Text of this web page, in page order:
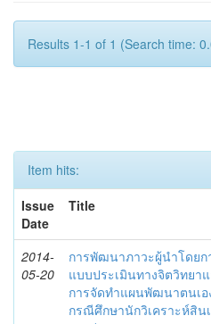
Results 1-1 of 1 (Search time:
Item hits:
Issue
Date
Title
2014-
05-20
การพัฒนาภาวะผู้นำโดยก
แบบประเมินทางจิตวิทยา
การจัดทำแผนพัฒนาตนเอ
กรณีศึกษานักวิเคราะห์สิน